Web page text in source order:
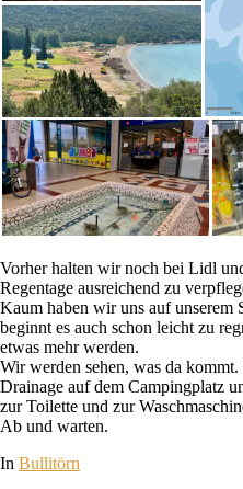
Vorher halten wir noch bei Lidl
Regentage ausreichend zu
Kaum haben wir uns auf unserem
beginnt es auch schon leicht zu
etwas mehr werden.
Wir werden sehen, was da
Drainage auf dem Campingplatz
zur Toilette und zur
Ab und warten.
In Bullitörn